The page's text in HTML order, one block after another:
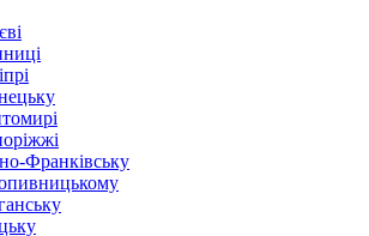
Франківську